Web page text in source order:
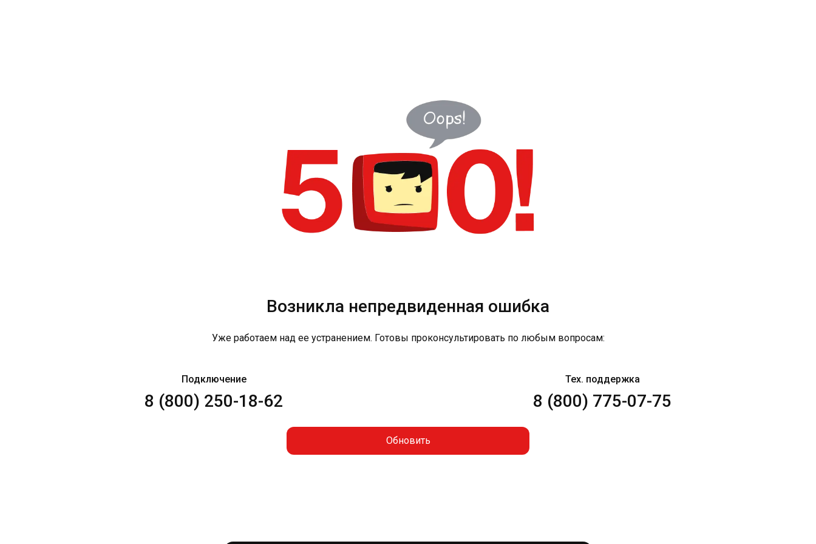
Возникла непредвиденная ошибка
Уже работаем над ее устранением. Готовы проконсультировать по любым вопросам:
Подключение
8 (800) 250-18-62
Тех. поддержка
8 (800) 775-07-75
Обновить